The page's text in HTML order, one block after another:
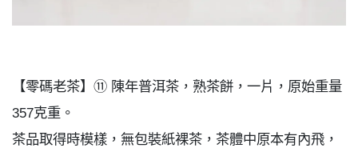
【零碼老茶】⑪ 陳年普洱茶，熟茶餅，一片，原始重量
357克重。
茶品取得時模樣，無包裝紙裸茶，茶體中原本有內飛，